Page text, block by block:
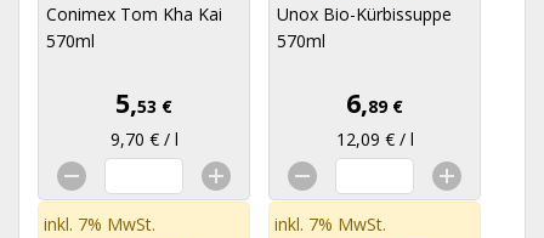
Conimex Tom Kha Kai
570ml
5,53 €
9,70 € / l
inkl. 7% MwSt.
Unox Bio-Kürbissuppe
570ml
6,89 €
12,09 € / l
inkl. 7% MwSt.